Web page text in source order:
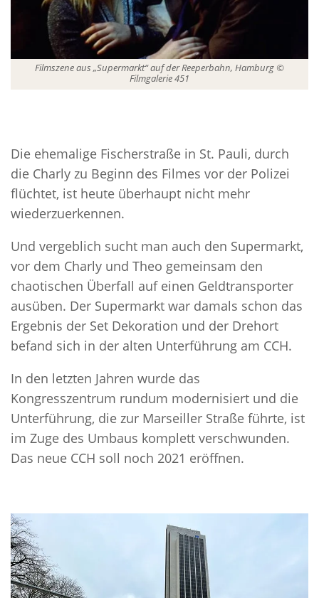
Filmszene aus „Supermarkt“ auf der Reeperbahn, Hamburg ©
Filmgalerie 451
Die ehemalige Fischerstraße in St. Pauli, durch
die Charly zu Beginn des Filmes vor der Polizei
flüchtet, ist heute überhaupt nicht mehr
wiederzuerkennen.
Und vergeblich sucht man auch den Supermarkt,
vor dem Charly und Theo gemeinsam den
chaotischen Überfall auf einen Geldtransporter
ausüben. Der Supermarkt war damals schon das
Ergebnis der Set Dekoration und der Drehort
befand sich in der alten Unterführung am CCH.
In den letzten Jahren wurde das
Kongresszentrum rundum modernisiert und die
Unterführung, die zur Marseiller Straße führte, ist
im Zuge des Umbaus komplett verschwunden.
Das neue CCH soll noch 2021 eröffnen.